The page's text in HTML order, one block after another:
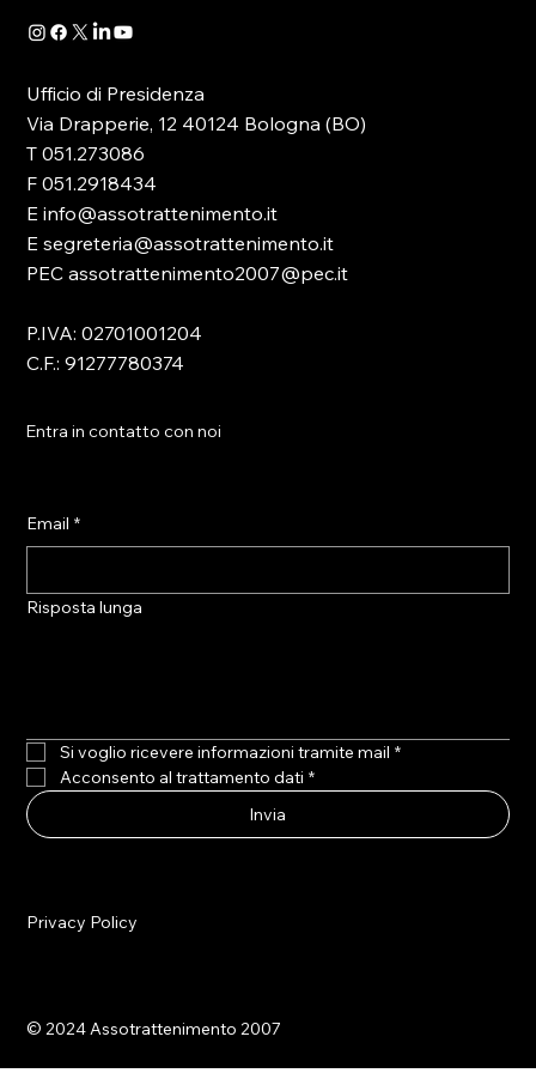
Ufficio di Presidenza
Via Drapperie, 12 40124 Bologna (BO)
T 051.273086
F 051.2918434
E info@assotrattenimento.it
E segreteria@assotrattenimento.it
PEC assotrattenimento2007@pec.it
P.IVA: 02701001204
C.F.: 91277780374
Entra in contatto con noi
Email *
Risposta lunga
Si voglio ricevere informazioni tramite mail *
Acconsento al trattamento dati *
Invia
Privacy Policy
© 2024 Assotrattenimento 2007